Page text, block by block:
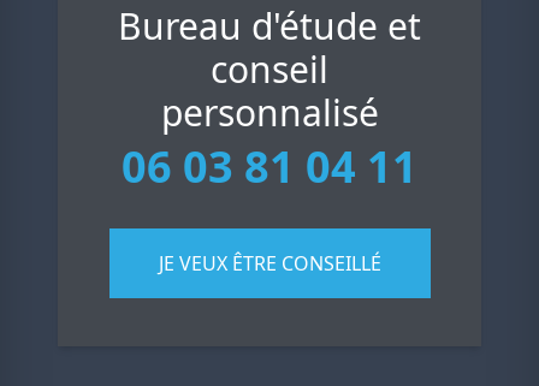
Bureau d'étude et
conseil
personnalisé
06 03 81 04 11
JE VEUX ÊTRE CONSEILLÉ